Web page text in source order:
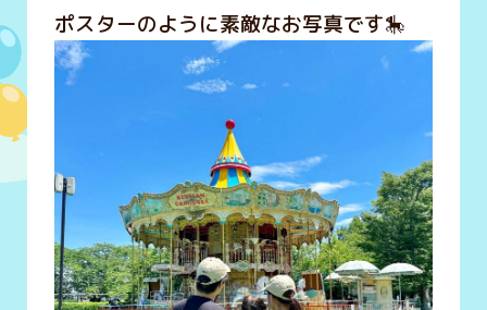
ポスターのように素敵なお写真です🎠